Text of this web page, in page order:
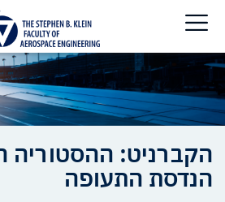
הקברניט: ההסטוריה המטורפת של
הקברניט:
הנדסת התעופה